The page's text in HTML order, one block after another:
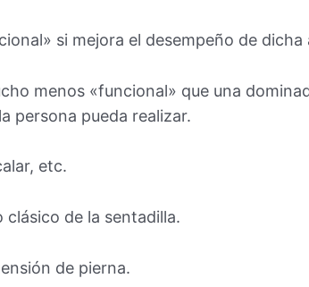
si mejora el desempeño de
menos «funcional» que una
persona pueda realizar.
etc.
clásico de la sentadilla.
de pierna.